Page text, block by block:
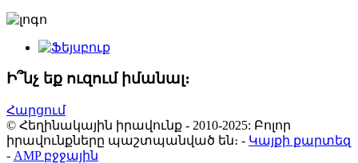
Ի՞նչ եք ուզում իմանալ։
Հարցում
© Հեղինակային իրավունք - 2010-2025: Բոլոր
իրավունքները պաշտպանված են։ - Կայքի քարտեզ
- AMP բջջային